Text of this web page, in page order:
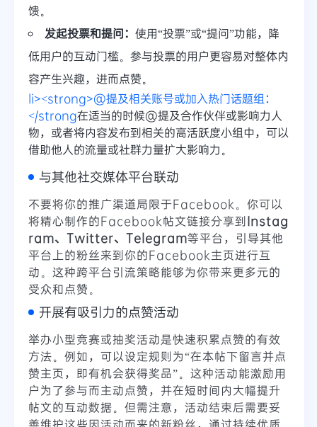
馈。
发起投票和提问： 使用“投票”或“提问”功能，降
低用户的互动门槛。参与投票的用户更容易对整体内
容产生兴趣，进而点赞。
li><strong>@提及相关账号或加入热门话题组：
</strong在适当的时候@提及合作伙伴或影响力人
物，或者将内容发布到相关的高活跃度小组中，可以
借助他人的流量或社群力量扩大影响力。
与其他社交媒体平台联动
不要将你的推广渠道局限于Facebook。你可以
将精心制作的Facebook帖文链接分享到Instag
ram、Twitter、Telegram等平台，引导其他
平台上的粉丝来到你的Facebook主页进行互
动。这种跨平台引流策略能够为你带来更多元的
受众和点赞。
开展有吸引力的点赞活动
举办小型竞赛或抽奖活动是快速积累点赞的有效
方法。例如，可以设定规则为“在本帖下留言并点
赞主页，即有机会获得奖品”。这种活动能激励用
户为了参与而主动点赞，并在短时间内大幅提升
帖文的互动数据。但需注意，活动结束后需要妥
善维护这些因活动而来的新粉丝，通过持续优质